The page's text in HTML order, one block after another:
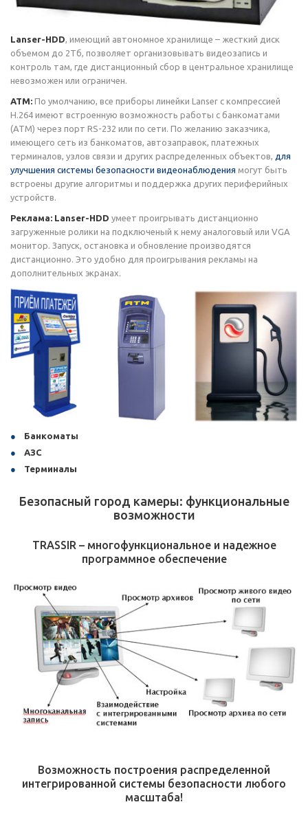
Lanser-HDD, имеющий автономное хранилище – жесткий диск
объемом до 2Тб, позволяет организовывать видеозапись и
контроль там, где дистанционный сбор в центральное хранилище
невозможен или ограничен.
ATM: По умолчанию, все приборы линейки Lanser с компрессией
H.264 имеют встроенную возможность работы с банкоматами
(АТМ) через порт RS-232 или по сети. По желанию заказчика,
имеющего сеть из банкоматов, автозаправок, платежных
терминалов, узлов связи и других распределенных объектов, для
улучшения системы безопасности видеонаблюдения могут быть
встроены другие алгоритмы и поддержка других периферийных
устройств.
Реклама: Lanser-HDD умеет проигрывать дистанционно
загруженные ролики на подключеный к нему аналоговый или VGA
монитор. Запуск, остановка и обновление производятся
дистанционно. Это удобно для проигрывания рекламы на
дополнительных экранах.
Банкоматы
АЗС
Терминалы
Безопасный город камеры: функциональные
возможности
TRASSIR – многофункциональное и надежное
программное обеспечение
Возможность построения распределенной
интегрированной системы безопасности любого
масштаба!